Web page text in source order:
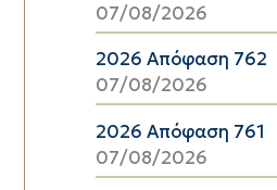
07/08/2026
2026 Απόφαση 762
07/08/2026
2026 Απόφαση 761
07/08/2026